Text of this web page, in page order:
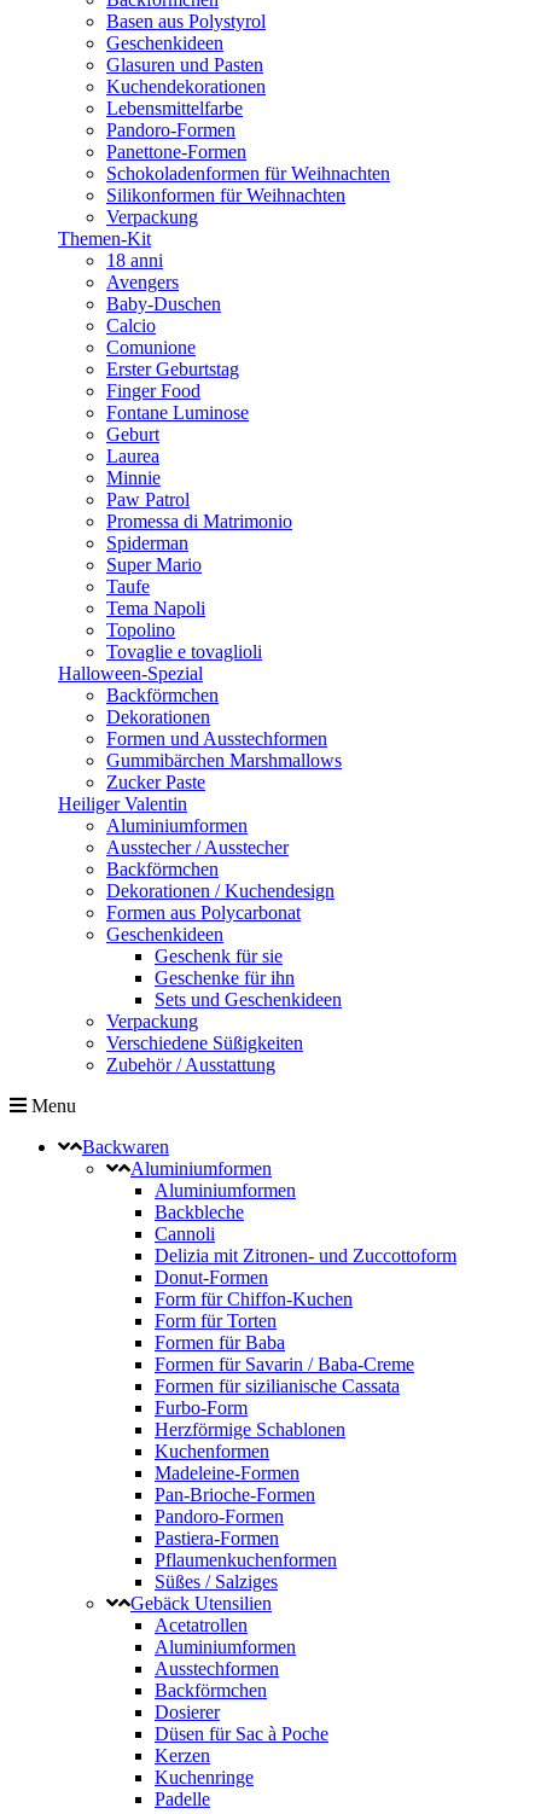
Basen aus Polystyrol
Geschenkideen
Glasuren und Pasten
Kuchendekorationen
Lebensmittelfarbe
Pandoro-Formen
Panettone-Formen
Schokoladenformen für Weihnachten
Silikonformen für Weihnachten
Verpackung
Themen-Kit
18 anni
Avengers
Baby-Duschen
Calcio
Comunione
Erster Geburtstag
Finger Food
Fontane Luminose
Geburt
Laurea
Minnie
Paw Patrol
Promessa di Matrimonio
Spiderman
Super Mario
Taufe
Tema Napoli
Topolino
Tovaglie e tovaglioli
Halloween-Spezial
Backförmchen
Dekorationen
Formen und Ausstechformen
Gummibärchen Marshmallows
Zucker Paste
Heiliger Valentin
Aluminiumformen
Ausstecher / Ausstecher
Backförmchen
Dekorationen / Kuchendesign
Formen aus Polycarbonat
Geschenkideen
Geschenk für sie
Geschenke für ihn
Sets und Geschenkideen
Verpackung
Verschiedene Süßigkeiten
Zubehör / Ausstattung
Menu
Backwaren
Aluminiumformen
Aluminiumformen
Backbleche
Cannoli
Delizia mit Zitronen- und Zuccottoform
Donut-Formen
Form für Chiffon-Kuchen
Form für Torten
Formen für Baba
Formen für Savarin / Baba-Creme
Formen für sizilianische Cassata
Furbo-Form
Herzförmige Schablonen
Kuchenformen
Madeleine-Formen
Pan-Brioche-Formen
Pandoro-Formen
Pastiera-Formen
Pflaumenkuchenformen
Süßes / Salziges
Gebäck Utensilien
Acetatrollen
Aluminiumformen
Ausstechformen
Backförmchen
Dosierer
Düsen für Sac à Poche
Kerzen
Kuchenringe
Padelle